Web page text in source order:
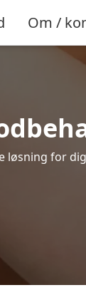
Om /
løsning for